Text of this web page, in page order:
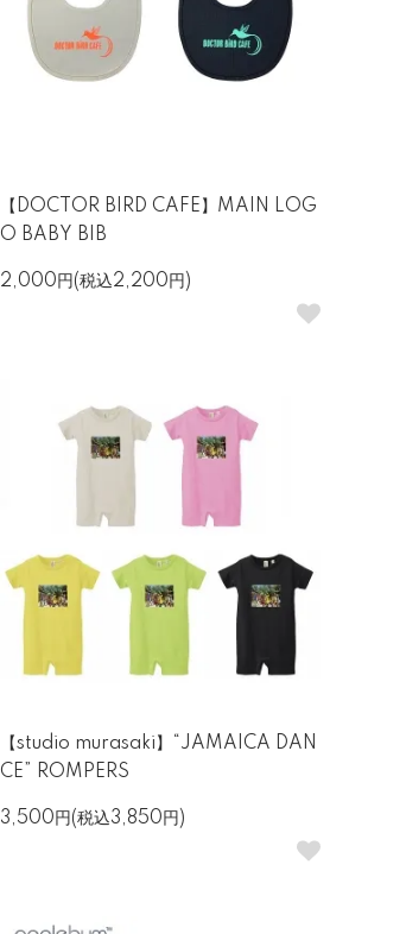
【DOCTOR BIRD CAFE】MAIN LOG
O BABY BIB
2,000円(税込2,200円)
【studio murasaki】“JAMAICA DAN
CE” ROMPERS
3,500円(税込3,850円)